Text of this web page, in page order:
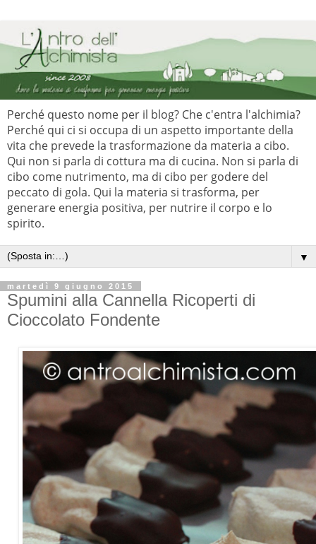
Perché questo nome per il blog? Che c'entra l'alchimia?
Perché qui ci si occupa di un aspetto importante della
vita che prevede la trasformazione da materia a cibo.
Qui non si parla di cottura ma di cucina. Non si parla di
cibo come nutrimento, ma di cibo per godere del
peccato di gola. Qui la materia si trasforma, per
generare energia positiva, per nutrire il corpo e lo
spirito.
▼
martedì 9 giugno 2015
Spumini alla Cannella Ricoperti di
Cioccolato Fondente